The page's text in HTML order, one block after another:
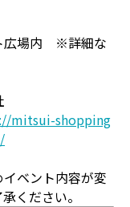
広場内 ※詳細な
mitsui-shopping
ベント内容が変
ください。